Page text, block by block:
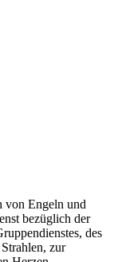
von Engeln und
bezüglich der
des
zur